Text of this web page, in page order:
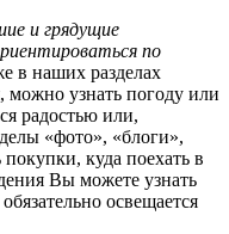
и грядущие
по
в наших разделах
можно узнать погоду или
радостью или,
«фото», «блоги»,
куда поехать в
Вы можете узнать
освещается